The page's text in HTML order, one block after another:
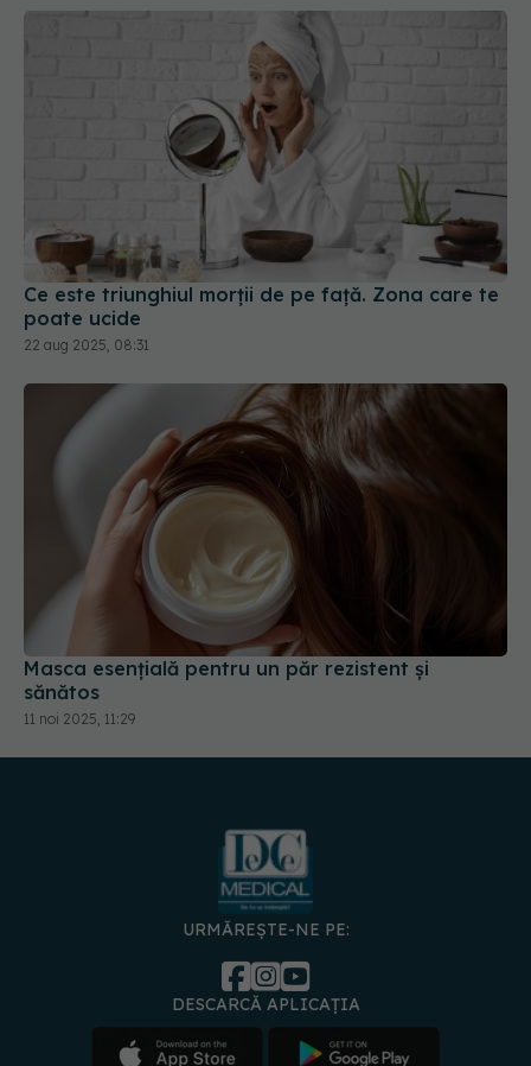
Ce este triunghiul morții de pe față. Zona care te
poate ucide
22 aug 2025, 08:31
Masca esențială pentru un păr rezistent și
sănătos
11 noi 2025, 11:29
URMĂREȘTE-NE PE:
DESCARCĂ APLICAȚIA